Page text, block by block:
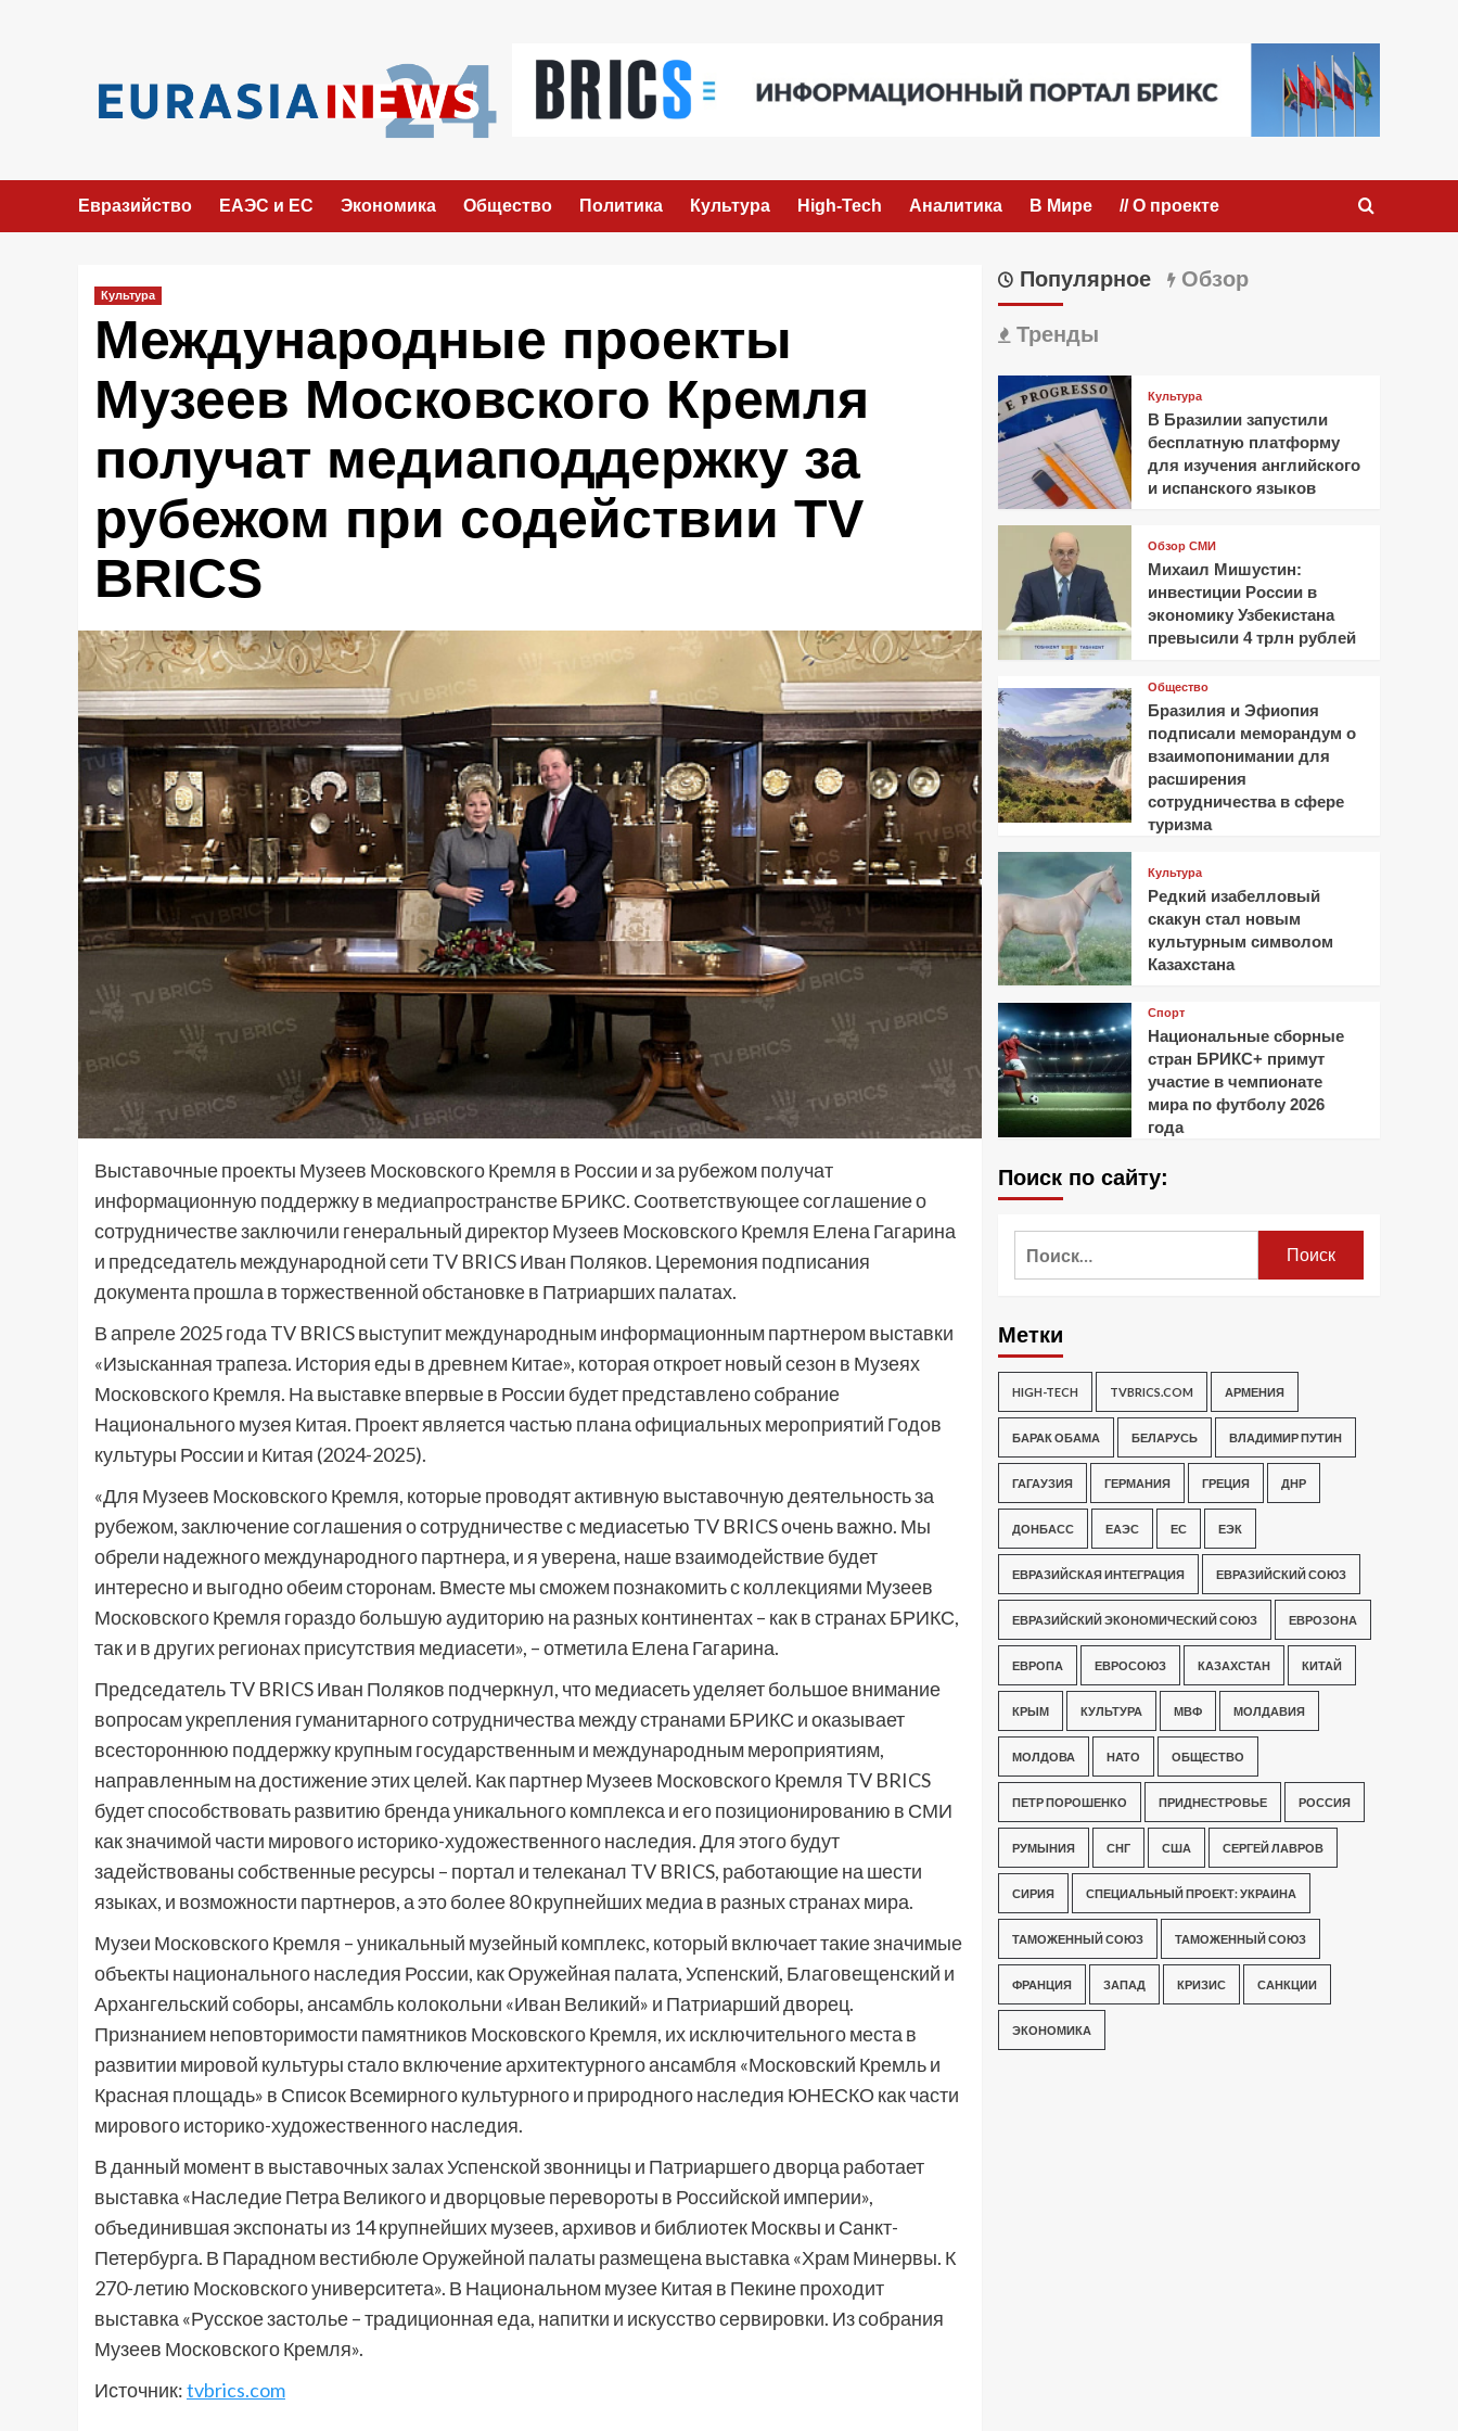
Евразийство ЕАЭС и ЕС Экономика Общество Политика Культура High-Tech Аналитика В Мире // О проекте
Культура
Международные проекты
Музеев Московского Кремля
получат медиаподдержку за
рубежом при содействии TV
BRICS
Выставочные проекты Музеев Московского Кремля в России и за рубежом получат
информационную поддержку в медиапространстве БРИКС. Соответствующее соглашение о
сотрудничестве заключили генеральный директор Музеев Московского Кремля Елена Гагарина
и председатель международной сети TV BRICS Иван Поляков. Церемония подписания
документа прошла в торжественной обстановке в Патриарших палатах.
В апреле 2025 года TV BRICS выступит международным информационным партнером выставки
«Изысканная трапеза. История еды в древнем Китае», которая откроет новый сезон в Музеях
Московского Кремля. На выставке впервые в России будет представлено собрание
Национального музея Китая. Проект является частью плана официальных мероприятий Годов
культуры России и Китая (2024-2025).
«Для Музеев Московского Кремля, которые проводят активную выставочную деятельность за
рубежом, заключение соглашения о сотрудничестве с медиасетью TV BRICS очень важно. Мы
обрели надежного международного партнера, и я уверена, наше взаимодействие будет
интересно и выгодно обеим сторонам. Вместе мы сможем познакомить с коллекциями Музеев
Московского Кремля гораздо большую аудиторию на разных континентах – как в странах БРИКС,
так и в других регионах присутствия медиасети», – отметила Елена Гагарина.
Председатель TV BRICS Иван Поляков подчеркнул, что медиасеть уделяет большое внимание
вопросам укрепления гуманитарного сотрудничества между странами БРИКС и оказывает
всестороннюю поддержку крупным государственным и международным мероприятиям,
направленным на достижение этих целей. Как партнер Музеев Московского Кремля TV BRICS
будет способствовать развитию бренда уникального комплекса и его позиционированию в СМИ
как значимой части мирового историко-художественного наследия. Для этого будут
задействованы собственные ресурсы – портал и телеканал TV BRICS, работающие на шести
языках, и возможности партнеров, а это более 80 крупнейших медиа в разных странах мира.
Музеи Московского Кремля – уникальный музейный комплекс, который включает такие значимые
объекты национального наследия России, как Оружейная палата, Успенский, Благовещенский и
Архангельский соборы, ансамбль колокольни «Иван Великий» и Патриарший дворец.
Признанием неповторимости памятников Московского Кремля, их исключительного места в
развитии мировой культуры стало включение архитектурного ансамбля «Московский Кремль и
Красная площадь» в Список Всемирного культурного и природного наследия ЮНЕСКО как части
мирового историко-художественного наследия.
В данный момент в выставочных залах Успенской звонницы и Патриаршего дворца работает
выставка «Наследие Петра Великого и дворцовые перевороты в Российской империи»,
объединившая экспонаты из 14 крупнейших музеев, архивов и библиотек Москвы и Санкт-
Петербурга. В Парадном вестибюле Оружейной палаты размещена выставка «Храм Минервы. К
270-летию Московского университета». В Национальном музее Китая в Пекине проходит
выставка «Русское застолье – традиционная еда, напитки и искусство сервировки. Из собрания
Музеев Московского Кремля».
Источник:tvbrics.com
Популярное Обзор
Тренды
Культура
В Бразилии запустили
бесплатную платформу
для изучения английского
и испанского языков
Обзор СМИ
Михаил Мишустин:
инвестиции России в
экономику Узбекистана
превысили 4 трлн рублей
Общество
Бразилия и Эфиопия
подписали меморандум о
взаимопонимании для
расширения
сотрудничества в сфере
туризма
Культура
Редкий изабелловый
скакун стал новым
культурным символом
Казахстана
Спорт
Национальные сборные
стран БРИКС+ примут
участие в чемпионате
мира по футболу 2026
года
Поиск по сайту:
Метки
HIGH-TECH TVBRICS.COM АРМЕНИЯ
БАРАК ОБАМА БЕЛАРУСЬ ВЛАДИМИР ПУТИН
ГАГАУЗИЯ ГЕРМАНИЯ ГРЕЦИЯ ДНР
ДОНБАСС ЕАЭС ЕС ЕЭК
ЕВРАЗИЙСКАЯ ИНТЕГРАЦИЯ ЕВРАЗИЙСКИЙ СОЮЗ
ЕВРАЗИЙСКИЙ ЭКОНОМИЧЕСКИЙ СОЮЗ ЕВРОЗОНА
ЕВРОПА ЕВРОСОЮЗ КАЗАХСТАН КИТАЙ
КРЫМ КУЛЬТУРА МВФ МОЛДАВИЯ
МОЛДОВА НАТО ОБЩЕСТВО
ПЕТР ПОРОШЕНКО ПРИДНЕСТРОВЬЕ РОССИЯ
РУМЫНИЯ СНГ США СЕРГЕЙ ЛАВРОВ
СИРИЯ СПЕЦИАЛЬНЫЙ ПРОЕКТ: УКРАИНА
ТАМОЖЕННЫЙ СОЮЗ ТАМОЖЕННЫЙ СОЮЗ
ФРАНЦИЯ ЗАПАД КРИЗИС САНКЦИИ
ЭКОНОМИКА